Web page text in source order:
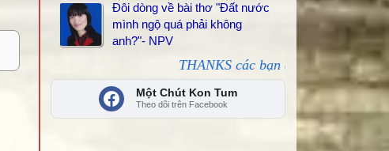
Đôi dòng về bài thơ "Đất nước
mình ngộ quá phải không
anh?"- NPV
THANKS các bạn đã kết nối, share và like ủng
Một Chút Kon Tum
Theo dõi trên Facebook